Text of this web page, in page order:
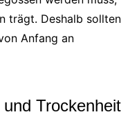
trägt. Deshalb sollten
Anfang an
Trockenheit